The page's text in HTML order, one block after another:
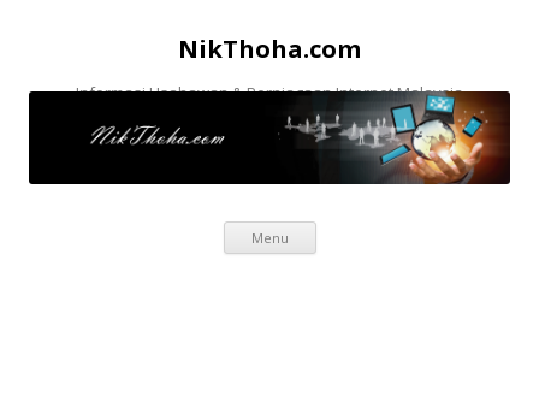
NikThoha.com
Informasi Usahawan & Perniagaan Internet Malaysia
Menu
Skip to content